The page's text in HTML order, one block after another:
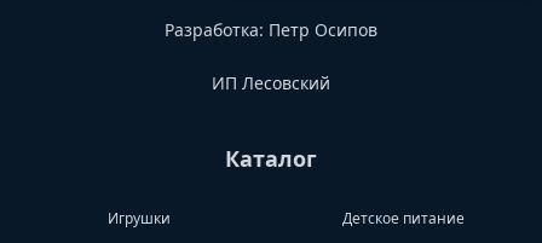
Разработка: Петр Осипов
ИП Лесовский
Каталог
Игрушки
Детское питание